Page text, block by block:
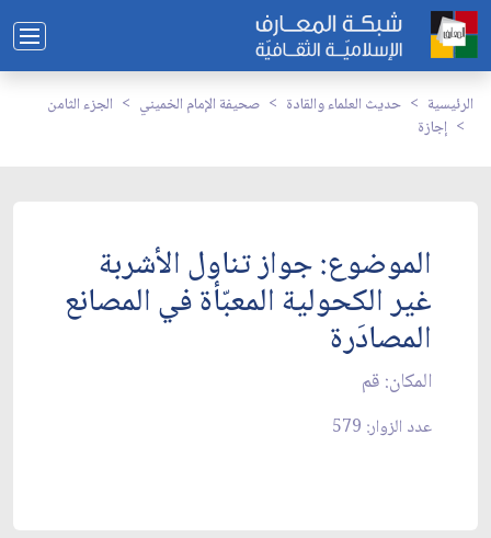
الرئيسية حديث العلماء والقادة صحيفة الإمام الخميني
الجزء الثامن
إجازة
الموضوع: جواز تناول الأشربة
غير الكحولية المعبّأة في المصانع
المصادَرة
المكان: قم‏
عدد الزوار: 579